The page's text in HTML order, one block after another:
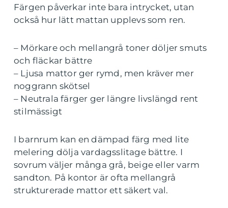
Färgen påverkar inte bara intrycket, utan
också hur lätt mattan upplevs som ren.
– Mörkare och mellangrå toner döljer smuts
och fläckar bättre
– Ljusa mattor ger rymd, men kräver mer
noggrann skötsel
– Neutrala färger ger längre livslängd rent
stilmässigt
I barnrum kan en dämpad färg med lite
melering dölja vardagsslitage bättre. I
sovrum väljer många grå, beige eller varm
sandton. På kontor är ofta mellangrå
strukturerade mattor ett säkert val.